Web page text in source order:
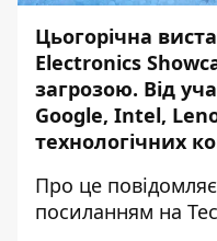
Цьогорічна
Electronics
загрозою. Від
Google, Intel,
технологічних
Про це повідомляє
посиланням на